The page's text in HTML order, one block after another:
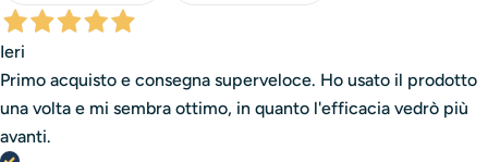
Una storia che continua ogni giorno, dentro i nostri
laboratori, per arrivare sulle mani di chi trasforma la
Ieri
Primo acquisto e consegna superveloce. Ho usato il prodotto
una volta e mi sembra ottimo, in quanto l'efficacia vedrò più
avanti.